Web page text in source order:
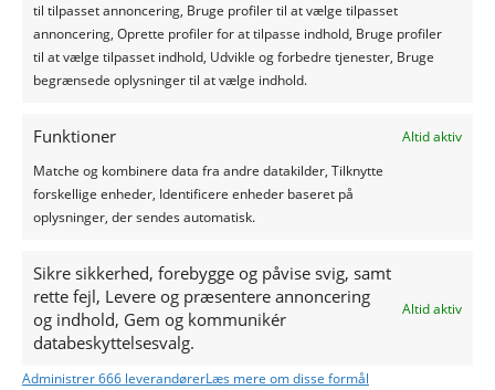
til tilpasset annoncering, Bruge profiler til at vælge tilpasset
annoncering, Oprette profiler for at tilpasse indhold, Bruge profiler
til at vælge tilpasset indhold, Udvikle og forbedre tjenester, Bruge
begrænsede oplysninger til at vælge indhold.
Funktioner
Altid aktiv
Matche og kombinere data fra andre datakilder, Tilknytte
forskellige enheder, Identificere enheder baseret på
oplysninger, der sendes automatisk.
Sikre sikkerhed, forebygge og påvise svig, samt
rette fejl, Levere og præsentere annoncering
og indhold, Gem og kommunikér
databeskyttelsesvalg.
Altid aktiv
Administrer 666 leverandørerLæs mere om disse formål
[dflip id="5047"][/dflip]
Alternative: